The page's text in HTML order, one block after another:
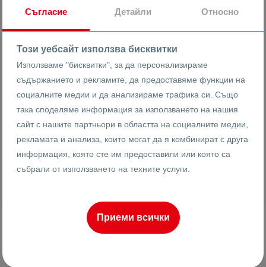
Прослав
Реф #
2-стаен
3от 5
Етаж
60 m2
Площ
Съгласие Детайли Относно
Този уебсайт използва бисквитки
Използваме "бисквитки", за да персонализираме
съдържанието и рекламите, да предоставяме функции на
социалните медии и да анализираме трафика си. Също
така споделяме информация за използването на нашия
сайт с нашите партньори в областта на социалните медии,
рекламата и анализа, които могат да я комбинират с друга
информация, която сте им предоставили или която са
събрали от използването на техните услуги.
Приеми всички